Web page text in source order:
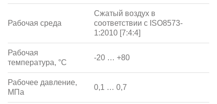
Рабочая среда
Сжатый воздух в
соответствии с ISO8573-
1:2010 [7:4:4]
Рабочая
температура, °С
-20 … +80
Рабочее давление,
МПа
0,1 … 0,7